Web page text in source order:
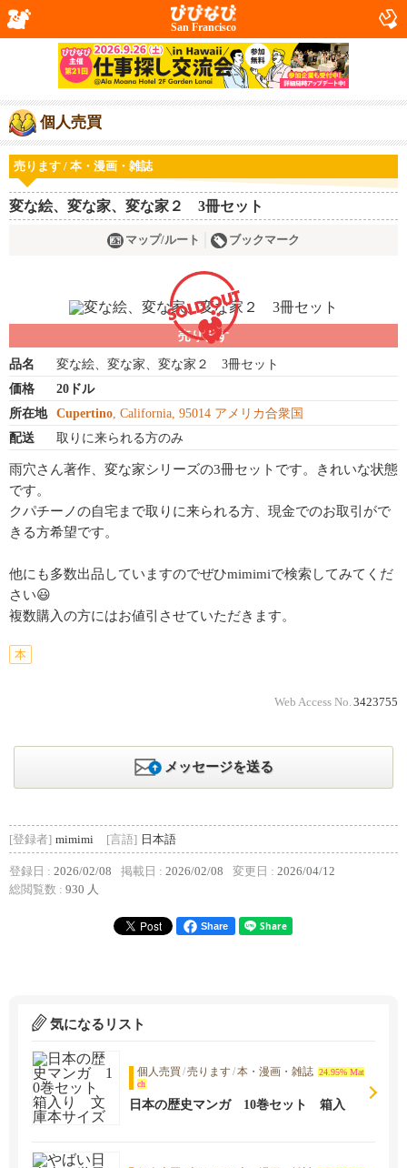
San Francisco
個人売買
売ります / 本・漫画・雑誌
変な絵、変な家、変な家２ 3冊セット
マップ/ルート ブックマーク
売ります
品名
変な絵、変な家、変な家２ 3冊セット
価格
20ドル
所在地
Cupertino, California, 95014 アメリカ合衆国
配送
取りに来られる方のみ
雨穴さん著作、変な家シリーズの3冊セットです。きれいな状態
です。
クパチーノの自宅まで取りに来られる方、現金でのお取引がで
きる方希望です。
他にも多数出品していますのでぜひmimimiで検索してみてくだ
さい😃
複数購入の方にはお値引させていただきます。
本
Web Access No. 3423755
メッセージを送る
[登録者] mimimi [言語] 日本語
登録日 : 2026/02/08 掲載日 : 2026/02/08 変更日 : 2026/04/12
総閲覧数 : 930 人
Share
気になるリスト
個人売買 /売ります/本・漫画・雑誌 24.95% Mat
ch
日本の歴史マンガ 10巻セット 箱入